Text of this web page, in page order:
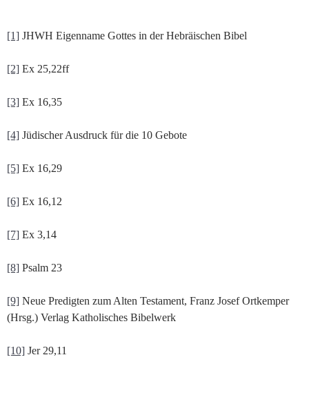
[1] JHWH Eigenname Gottes in der Hebräischen Bibel
[2] Ex 25,22ff
[3] Ex 16,35
[4] Jüdischer Ausdruck für die 10 Gebote
[5] Ex 16,29
[6] Ex 16,12
[7] Ex 3,14
[8] Psalm 23
[9] Neue Predigten zum Alten Testament, Franz Josef Ortkemper
(Hrsg.) Verlag Katholisches Bibelwerk
[10] Jer 29,11